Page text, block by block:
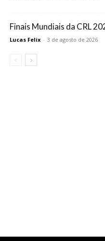
Finais Mundiais da CRL
Lucas Felix - 3 de agosto de 2026